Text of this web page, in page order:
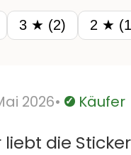
3 ★ (2) 2 ★
2026 Verifiziert
Käufer
die